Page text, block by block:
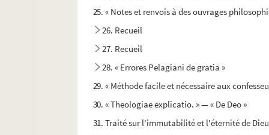
25. « Notes et renvois à des ouvrages
26. Recueil
27. Recueil
28. « Errores Pelagiani de gratia »
29. « Méthode facile et nécessaire aux
30. « Theologiae explicatio. » — « De Deo »
31. Traité sur l'immutabilité et l'éternité de Dieu